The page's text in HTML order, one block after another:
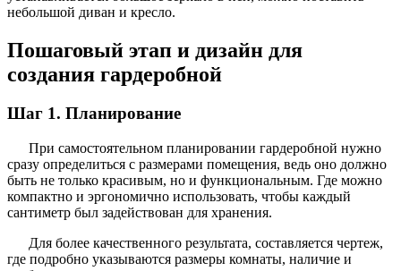
небольшой диван и кресло.
Пошаговый этап и дизайн для
создания гардеробной
Шаг 1. Планирование
При самостоятельном планировании гардеробной нужно
сразу определиться с размерами помещения, ведь оно должно
быть не только красивым, но и функциональным. Где можно
компактно и эргономично использовать, чтобы каждый
сантиметр был задействован для хранения.
Для более качественного результата, составляется чертеж,
где подробно указываются размеры комнаты, наличие и